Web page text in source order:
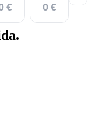
€
0 €